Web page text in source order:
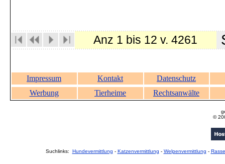
Anz 1 bis 12 v. 4261
Impressum Kontakt
Datenschutz
Werbung
Tierheime Rechtsanwälte
©
Suchlinks: Hundevermittlung - Katzenvermittlung - Welpenvermittlung -